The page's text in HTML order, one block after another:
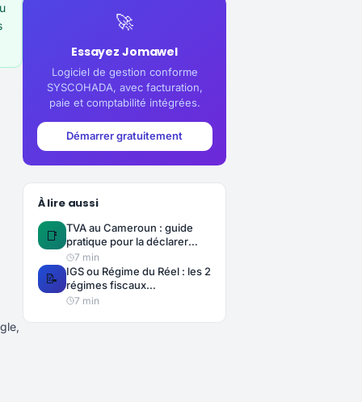
🚀
Essayez Jomawel
Logiciel de gestion conforme
SYSCOHADA, avec facturation,
paie et comptabilité intégrées.
Démarrer gratuitement
À lire aussi
📑
TVA au Cameroun : guide
pratique pour la déclarer
correctement en 2025
7 min
📝
IGS ou Régime du Réel : les 2
régimes fiscaux
camerounais et leurs
7 min